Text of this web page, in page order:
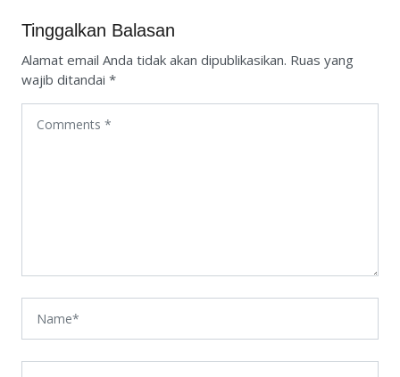
Tinggalkan Balasan
Alamat email Anda tidak akan dipublikasikan. Ruas yang
wajib ditandai *